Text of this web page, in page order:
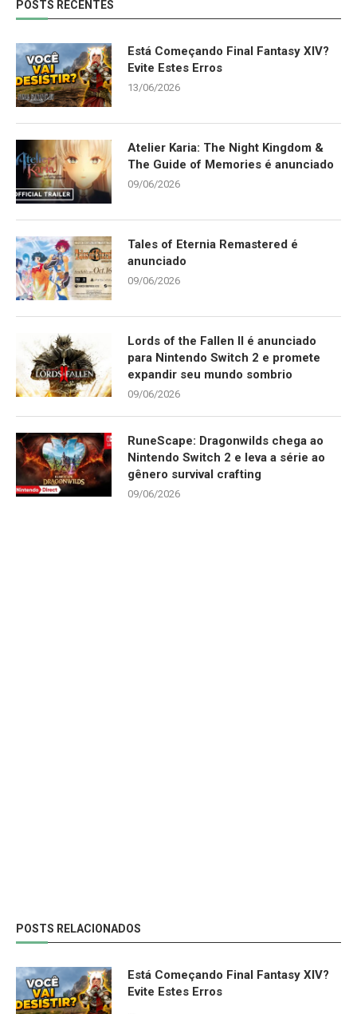
POSTS RECENTES
Está Começando Final Fantasy XIV?
Evite Estes Erros
13/06/2026
Atelier Karia: The Night Kingdom &
The Guide of Memories é anunciado
09/06/2026
Tales of Eternia Remastered é
anunciado
09/06/2026
Lords of the Fallen II é anunciado
para Nintendo Switch 2 e promete
expandir seu mundo sombrio
09/06/2026
RuneScape: Dragonwilds chega ao
Nintendo Switch 2 e leva a série ao
gênero survival crafting
09/06/2026
POSTS RELACIONADOS
Está Começando Final Fantasy XIV?
Evite Estes Erros